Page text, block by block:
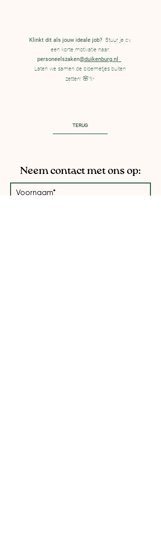
Klinkt dit als jouw ideale job? Stuur je cv,
een korte motivatie naar
personeelszaken@duikenburg.nl
Laten we samen de bloemetjes buiten
zetten! 🌸✨
TERUG
Neem contact met ons op: